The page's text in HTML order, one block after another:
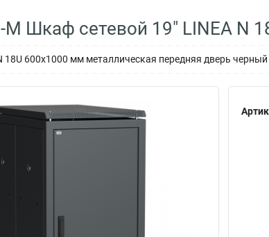
M Шкаф сетевой 19" LINEA N
18U 600х1000 мм металлическая передняя дверь черный